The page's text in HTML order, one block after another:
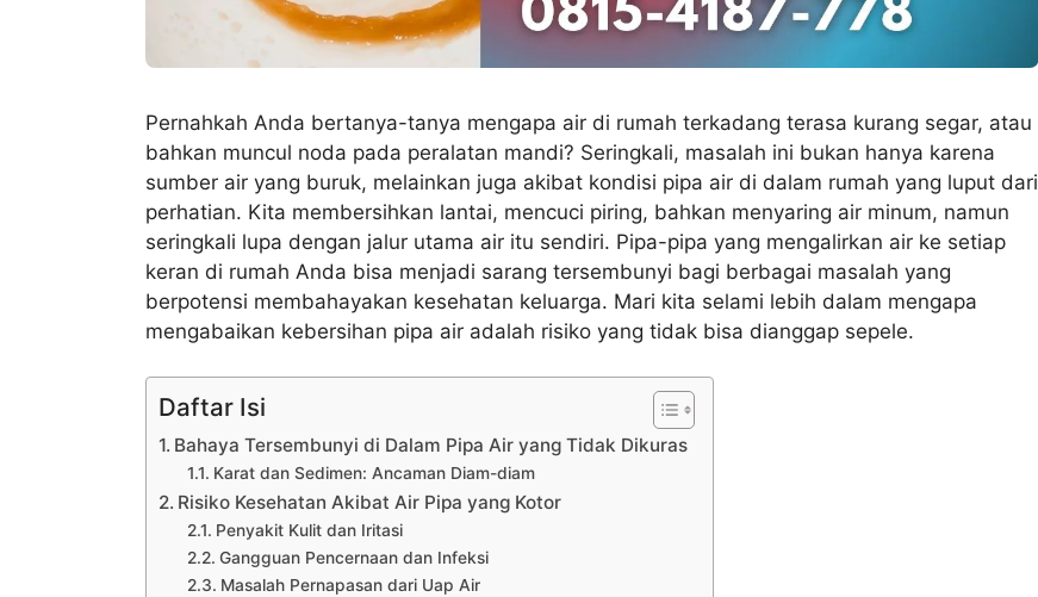
Pernahkah Anda bertanya-tanya mengapa air di rumah terkadang terasa kurang segar, atau
bahkan muncul noda pada peralatan mandi? Seringkali, masalah ini bukan hanya karena
sumber air yang buruk, melainkan juga akibat kondisi pipa air di dalam rumah yang luput dari
perhatian. Kita membersihkan lantai, mencuci piring, bahkan menyaring air minum, namun
seringkali lupa dengan jalur utama air itu sendiri. Pipa-pipa yang mengalirkan air ke setiap
keran di rumah Anda bisa menjadi sarang tersembunyi bagi berbagai masalah yang
berpotensi membahayakan kesehatan keluarga. Mari kita selami lebih dalam mengapa
mengabaikan kebersihan pipa air adalah risiko yang tidak bisa dianggap sepele.
Daftar Isi
Bahaya Tersembunyi di Dalam Pipa Air yang Tidak Dikuras
Karat dan Sedimen: Ancaman Diam-diam
Risiko Kesehatan Akibat Air Pipa yang Kotor
Penyakit Kulit dan Iritasi
Gangguan Pencernaan dan Infeksi
Masalah Pernapasan dari Uap Air